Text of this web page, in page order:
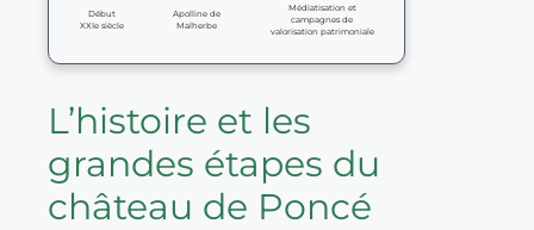
Début
XXIe siècle
Apolline de
Malherbe
Médiatisation et
campagnes de
valorisation patrimoniale
L’histoire et les
grandes étapes du
château de Poncé